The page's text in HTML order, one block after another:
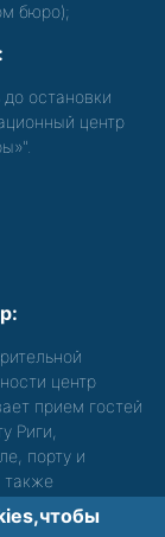
бюро);
до остановки
центр
центр
прием гостей
Риги,
порту и
также
Просьба
уточнить